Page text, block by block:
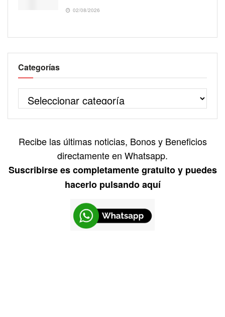
02/08/2026
Categorías
Recibe las últimas noticias, Bonos y Beneficios
directamente en Whatsapp.
Suscribirse es completamente gratuito y puedes
hacerlo pulsando aquí